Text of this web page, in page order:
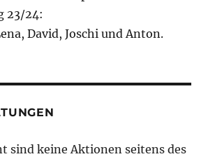
23/24:
David, Joschi und Anton.
sind keine Aktionen seitens des